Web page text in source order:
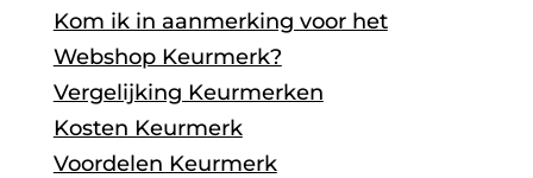
Kom ik in aanmerking voor het
Webshop Keurmerk?
Vergelijking Keurmerken
Kosten Keurmerk
Voordelen Keurmerk